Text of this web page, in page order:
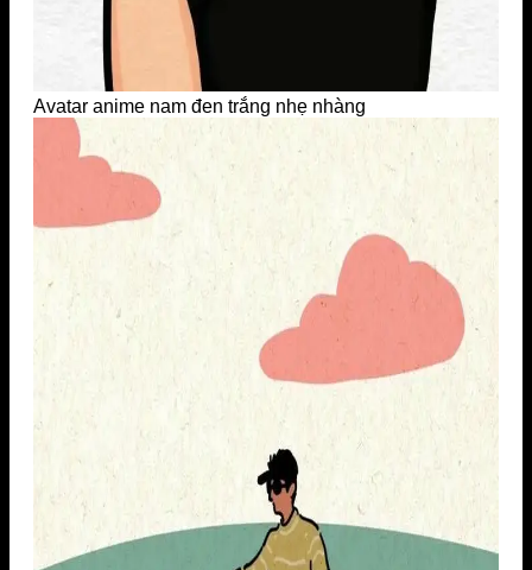
Avatar anime nam đen trắng nhẹ nhàng